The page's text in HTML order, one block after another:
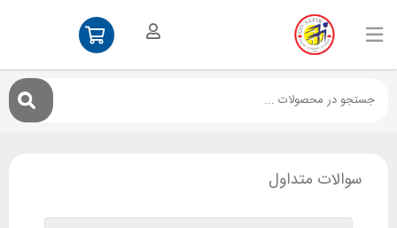
سوالات متداول